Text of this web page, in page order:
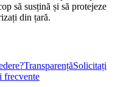
să susțină și să protejeze
din țară.
TransparențăSolicitați
frecvente